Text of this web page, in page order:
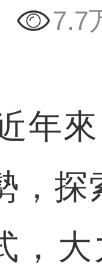
7.7
來
，探
，